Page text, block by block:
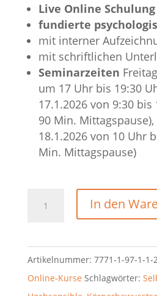
Live Online Schulung
fundierte
mit interner
mit schriftlichen
Seminarzeiten
um 17 Uhr bis 19:30
17.1.2026 von 9:30 bis
90 Min.
18.1.2026 von 10 Uhr
Min. Mittagspause)
In den
Artikelnummer: 7771-1-97-1-1-
Online-Kurse Schlagwörter: